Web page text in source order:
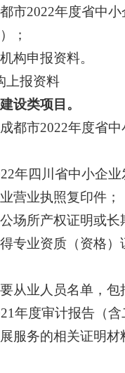
市2022年度省中
；
构申报资料。
报资料
设类项目。
都市2022年度省
年四川省中小企
营业执照复印件；
场所产权证明或
专业资质（资格
从业人员名单，
年度审计报告（
服务的相关证明